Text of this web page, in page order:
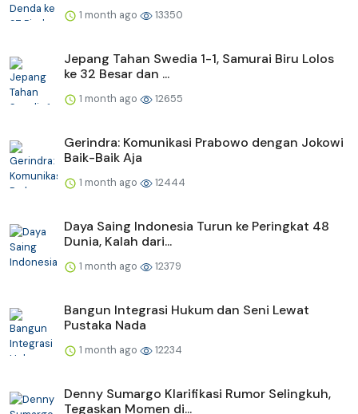
1 month ago 13350
Jepang Tahan Swedia 1-1, Samurai Biru Lolos
ke 32 Besar dan ...
1 month ago 12655
Gerindra: Komunikasi Prabowo dengan Jokowi
Baik-Baik Aja
1 month ago 12444
Daya Saing Indonesia Turun ke Peringkat 48
Dunia, Kalah dari...
1 month ago 12379
Bangun Integrasi Hukum dan Seni Lewat
Pustaka Nada
1 month ago 12234
Denny Sumargo Klarifikasi Rumor Selingkuh,
Tegaskan Momen di...